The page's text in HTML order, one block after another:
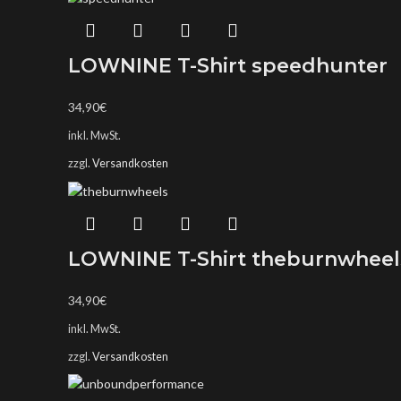
LOWNINE T-Shirt speedhunter
34,90€
inkl. MwSt.
zzgl. Versandkosten
LOWNINE T-Shirt
34,90€
inkl. MwSt.
zzgl. Versandkosten